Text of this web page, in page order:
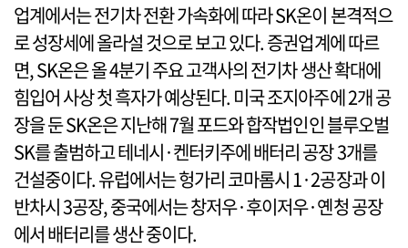
업계에서는 전기차 전환 가속화에 따라 SK온이 본격적으
로 성장세에 올라설 것으로 보고 있다. 증권업계에 따르
면, SK온은 올 4분기 주요 고객사의 전기차 생산 확대에
힘입어 사상 첫 흑자가 예상된다. 미국 조지아주에 2개 공
장을 둔 SK온은 지난해 7월 포드와 합작법인인 블루오벌
SK를 출범하고 테네시·켄터키주에 배터리 공장 3개를
건설중이다. 유럽에서는 헝가리 코마롬시 1·2공장과 이
반차시 3공장, 중국에서는 창저우·후이저우·옌청 공장
에서 배터리를 생산 중이다.